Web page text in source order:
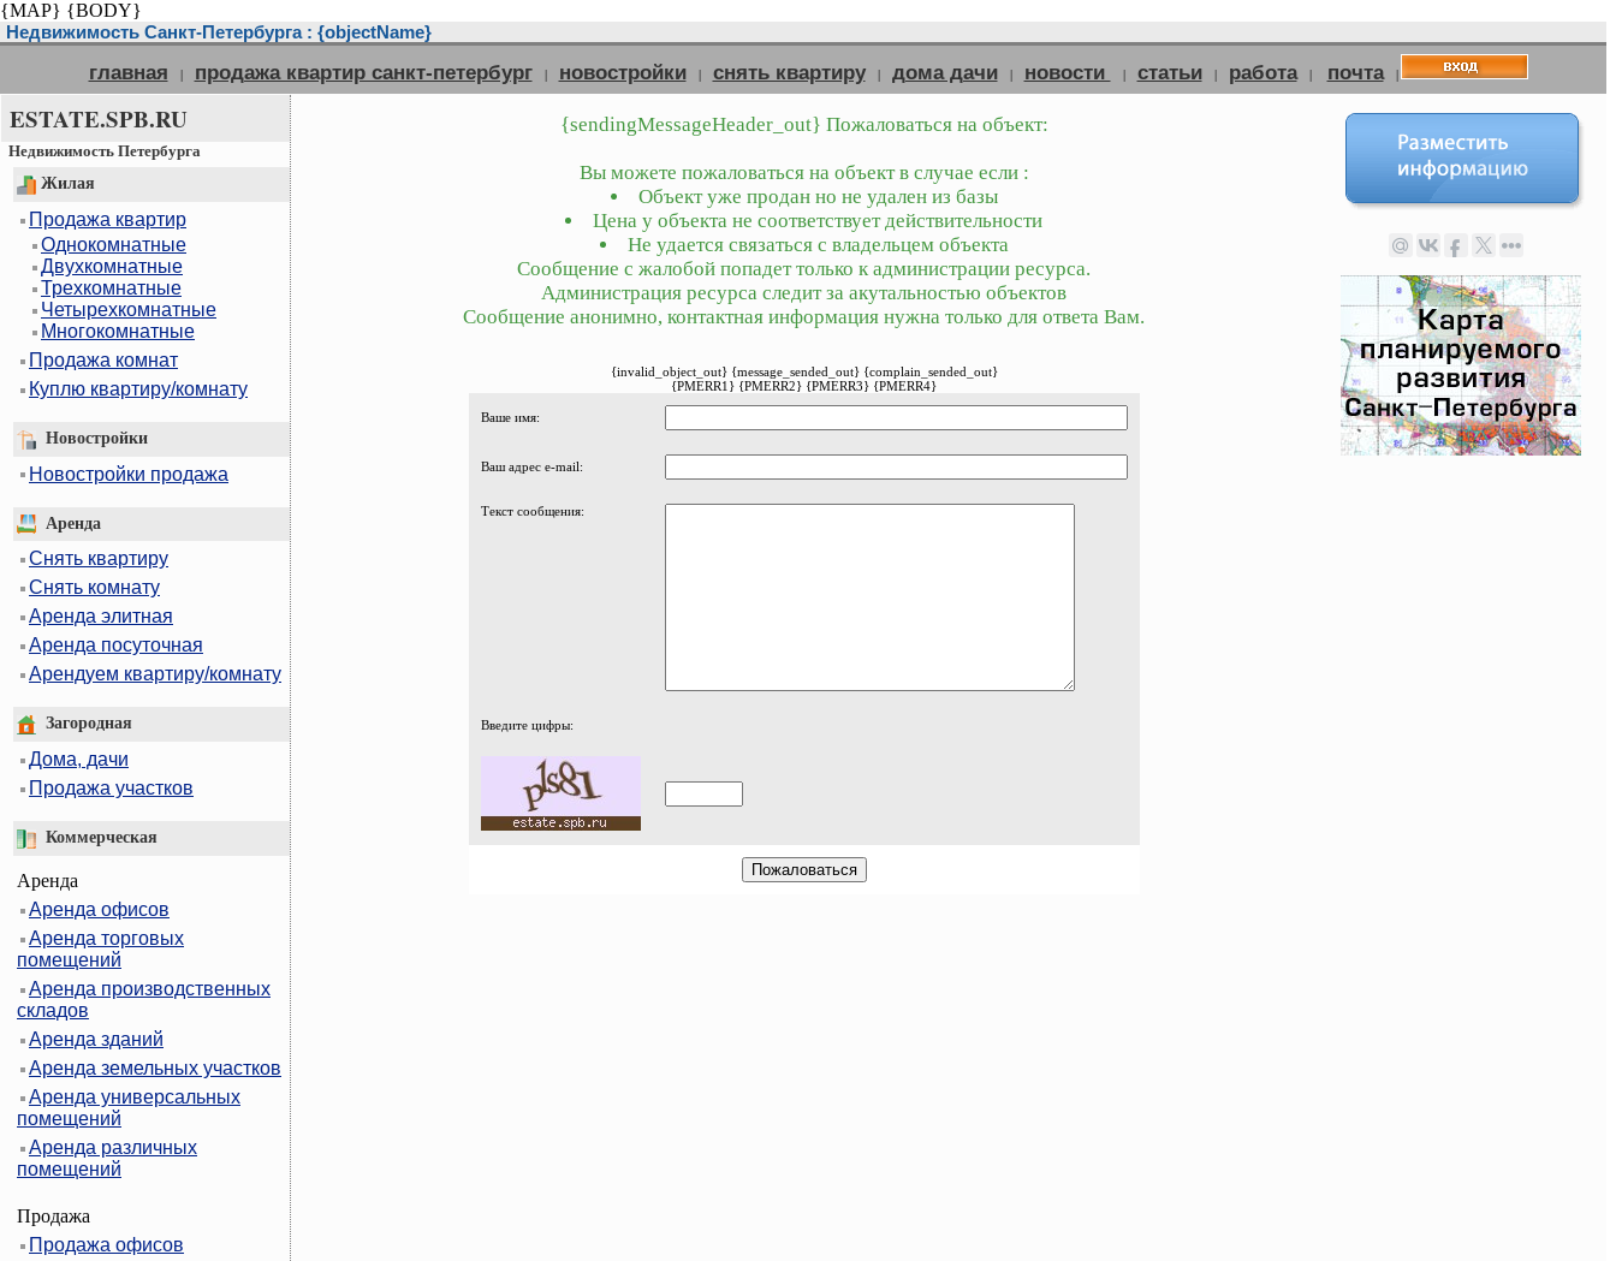
{MAP} {BODY}
Недвижимость Санкт-Петербурга : {objectName}
главная | продажа квартир санкт-петербург | новостройки | снять квартиру | дома дачи | новости | статьи | работа | почта |
ESTATE.SPB.RU
Недвижимость Петербурга
Жилая
Продажа квартир
Однокомнатные
Двухкомнатные
Трехкомнатные
Четырехкомнатные
Многокомнатные
Продажа комнат
Куплю квартиру/комнату
Новостройки
Новостройки продажа
Аренда
Снять квартиру
Снять комнату
Аренда элитная
Аренда посуточная
Арендуем квартиру/комнату
Загородная
Дома, дачи
Продажа участков
Коммерческая
Аренда
Аренда офисов
Аренда торговых
помещений
Аренда производственных
складов
Аренда зданий
Аренда земельных участков
Аренда универсальных
помещений
Аренда различных
помещений
Продажа
Продажа офисов
{sendingMessageHeader_out} Пожаловаться на объект:
Вы можете пожаловаться на объект в случае если :
Объект уже продан но не удален из базы
Цена у объекта не соответствует действительности
Не удается связаться с владельцем объекта
Сообщение с жалобой попадет только к администрации ресурса.
Администрация ресурса следит за акутальностью объектов
Сообщение анонимно, контактная информация нужна только для ответа Вам.
{invalid_object_out} {message_sended_out} {complain_sended_out}
{PMERR1} {PMERR2} {PMERR3} {PMERR4}
Ваше имя:
Ваш адрес e-mail:
Текст сообщения:
Введите цифры: